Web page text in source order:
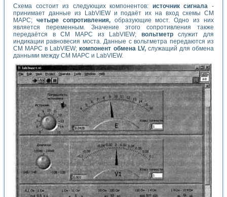
Схема состоит из следующих компонентов: источник сигнала-
принимает данные из LabVIEW и подаёт их на вход схемы СМ
МАРС; четыре сопротивления, образующие мост. Одно из них
является переменным. Значение этого сопротивления также
передаётся в СМ МАРС из LabVIEW; вольтметрслужит для
индикации равновесия моста. Данные с вольтметра передаются из
СМ МАРС в LabVIEW;компонент обмена LV, служащий для обмена
данными между СМ МАРС и LabVIEW.